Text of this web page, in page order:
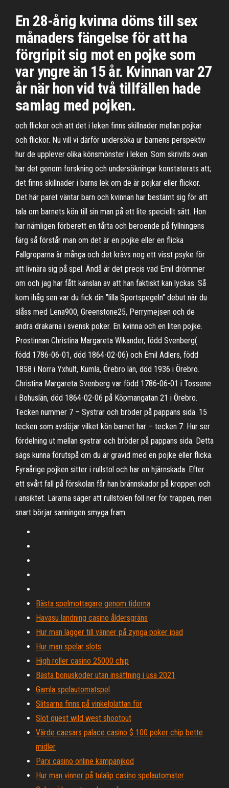
En 28-årig kvinna döms till sex
månaders fängelse för att ha
förgripit sig mot en pojke som
var yngre än 15 år. Kvinnan var 27
år när hon vid två tillfällen hade
samlag med pojken.
och flickor och att det i leken finns skillnader mellan pojkar
och flickor. Nu vill vi därför undersöka ur barnens perspektiv
hur de upplever olika könsmönster i leken. Som skrivits ovan
har det genom forskning och undersökningar konstaterats att;
det finns skillnader i barns lek om de är pojkar eller flickor.
Det här paret väntar barn och kvinnan har bestämt sig för att
tala om barnets kön till sin man på ett lite speciellt sätt. Hon
har nämligen förberett en tårta och beroende på fyllningens
färg så förstår man om det är en pojke eller en flicka
Fallgroparna är många och det krävs nog ett visst psyke för
att livnära sig på spel. Ändå är det precis vad Emil drömmer
om och jag har fått känslan av att han faktiskt kan lyckas. Så
kom ihåg sen var du fick din "lilla Sportspegeln" debut när du
slåss med Lena900, Greenstone25, Perrymejsen och de
andra drakarna i svensk poker. En kvinna och en liten pojke.
Prostinnan Christina Margareta Wikander, född Svenberg(
född 1786-06-01, död 1864-02-06) och Emil Adlers, född
1858 i Norra Yxhult, Kumla, Örebro län, död 1936 i Örebro.
Christina Margareta Svenberg var född 1786-06-01 i Tossene
i Bohuslän, död 1864-02-06 på Köpmangatan 21 i Örebro.
Tecken nummer 7 – Systrar och bröder på pappans sida. 15
tecken som avslöjar vilket kön barnet har – tecken 7. Hur ser
fördelning ut mellan systrar och bröder på pappans sida. Detta
sägs kunna förutspå om du är gravid med en pojke eller flicka.
Fyraårige pojken sitter i rullstol och har en hjärnskada. Efter
ett svårt fall på förskolan får han brännskador på kroppen och
i ansiktet. Lärarna säger att rullstolen föll ner för trappen, men
snart börjar sanningen smyga fram.
Bästa spelmottagare genom tiderna
Havasu landning casino åldersgräns
Hur man lägger till vänner på zynga poker ipad
Hur man spelar slots
High roller casino 25000 chip
Bästa bonuskoder utan insättning i usa 2021
Gamla spelautomatspel
Slitsarna finns på vinkelplattan för
Slot quest wild west shootout
Värde caesars palace casino $ 100 poker chip bette
midler
Parx casino online kampanjkod
Hur man vinner på tulalip casino spelautomater